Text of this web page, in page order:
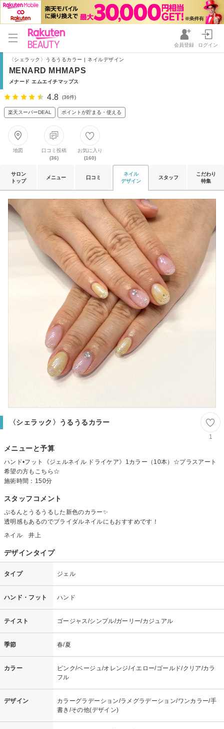
会員登録 ログイン
〈シェラック〉うるうるカラー | ネイルデザイン
MENARD MHMAPS
メナード エムエイチマップス
4.8 (36件)
楽天スーパーDEAL ポイントが貯まる・使える
地図
口コミ投稿
(36)
お気に入り
(160)
サロン
トップ
メニュー 口コミ
ネイル
デザイン
スタッフ
こだわり
特集
〈シェラック〉うるうるカラー
1
メニューと予算
ハンド•フット《ジェルネイル ドライケア》1カラー（10本）☆プラスアート
希望の方もこちら☆
施術時間：150分
スタッフコメント
ぷるんとうるうるした新色のカラー✨
透明感もあるのでブライダルネイルにもおすすめです！
ネイル 井上
デザインタイプ
タイプ ジェル
ハンド・フット ハンド
テイスト ゴージャス/シンプル/ガーリー/カジュアル
季節 春/夏
カラー
ピンク/ベージュ/オレンジ/イエロー/ゴールド/クリア/カラ
フル
デザイン
カラーグラデーション/ラメグラデーション/ワンカラー/手
書き/その他(デザイン)